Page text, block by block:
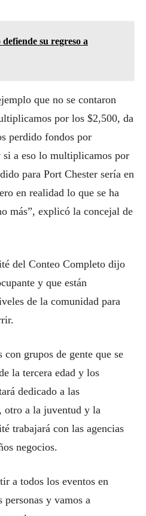
su regreso a
que no se contaron
por los $2,500, da
perdido fondos por
si a eso lo multiplicamos por
para Port Chester sería en
en realidad lo que se ha
más”, explicó la concejal de
del Conteo Completo dijo
y que están
de la comunidad para
con grupos de gente que se
la tercera edad y los
dedicado a las
otro a la juventud y la
trabajará con las agencias
negocios.
a todos los eventos en
personas y vamos a